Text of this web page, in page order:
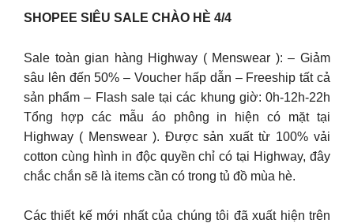
SHOPEE SIÊU SALE CHÀO HÈ 4/4
Sale toàn gian hàng Highway ( Menswear ): – Giảm
sâu lên đến 50% – Voucher hấp dẫn – Freeship tất cả
sản phẩm – Flash sale tại các khung giờ: 0h-12h-22h
Tổng hợp các mẫu áo phông in hiện có mặt tại
Highway ( Menswear ). Được sản xuất từ 100% vải
cotton cùng hình in độc quyền chỉ có tại Highway, đây
chắc chắn sẽ là items cần có trong tủ đồ mùa hè.
Các thiết kế mới nhất của chúng tôi đã xuất hiện trên